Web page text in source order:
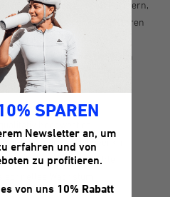
– und suchen nach Partnern,
Sport und einen bewussteren
Outdoor-Ausrüster oder
dass deine Kundschaft von
wir uns freuen, von dir zu
hochwertige
bauen unser Netzwerk in
aus – weil uns echte
Wachstum.
SPAREN
Newsletter an, um
erfahren und von
zu profitieren.
von uns 10% Rabatt